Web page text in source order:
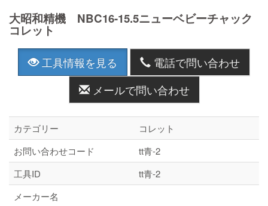
大昭和精機 NBC16-15.5ニューベビーチャック
コレット
工具情報を見る
電話で問い合わせ
メールで問い合わせ
カテゴリー
コレット
お問い合わせコード
tt青-2
工具ID
tt青-2
メーカー名